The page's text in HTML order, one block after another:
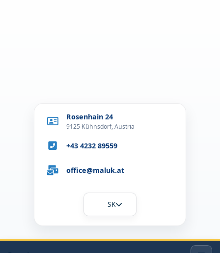
Rosenhain 24
9125 Kühnsdorf, Austria
+43 4232 89559
office@maluk.at
SK